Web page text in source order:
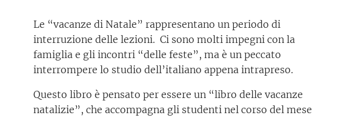
Le “vacanze di Natale” rappresentano un periodo di
interruzione delle lezioni. Ci sono molti impegni con la
famiglia e gli incontri “delle feste”, ma è un peccato
interrompere lo studio dell’italiano appena intrapreso.
Questo libro è pensato per essere un “libro delle vacanze
natalizie”, che accompagna gli studenti nel corso del mese